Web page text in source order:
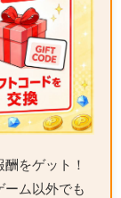
をゲット！
ム以外でも